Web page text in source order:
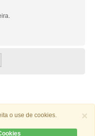
×
o use de cookies.